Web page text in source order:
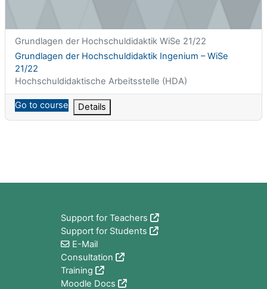
课程简称
Grundlagen der Hochschuldidaktik WiSe 21/22
课程名称
Grundlagen der Hochschuldidaktik Ingenium – WiSe
21/22
课程类别
Hochschuldidaktische Arbeitsstelle (HDA)
Go to course Details
Support for Teachers
Support for Students
E-Mail
Consultation
Training
Moodle Docs